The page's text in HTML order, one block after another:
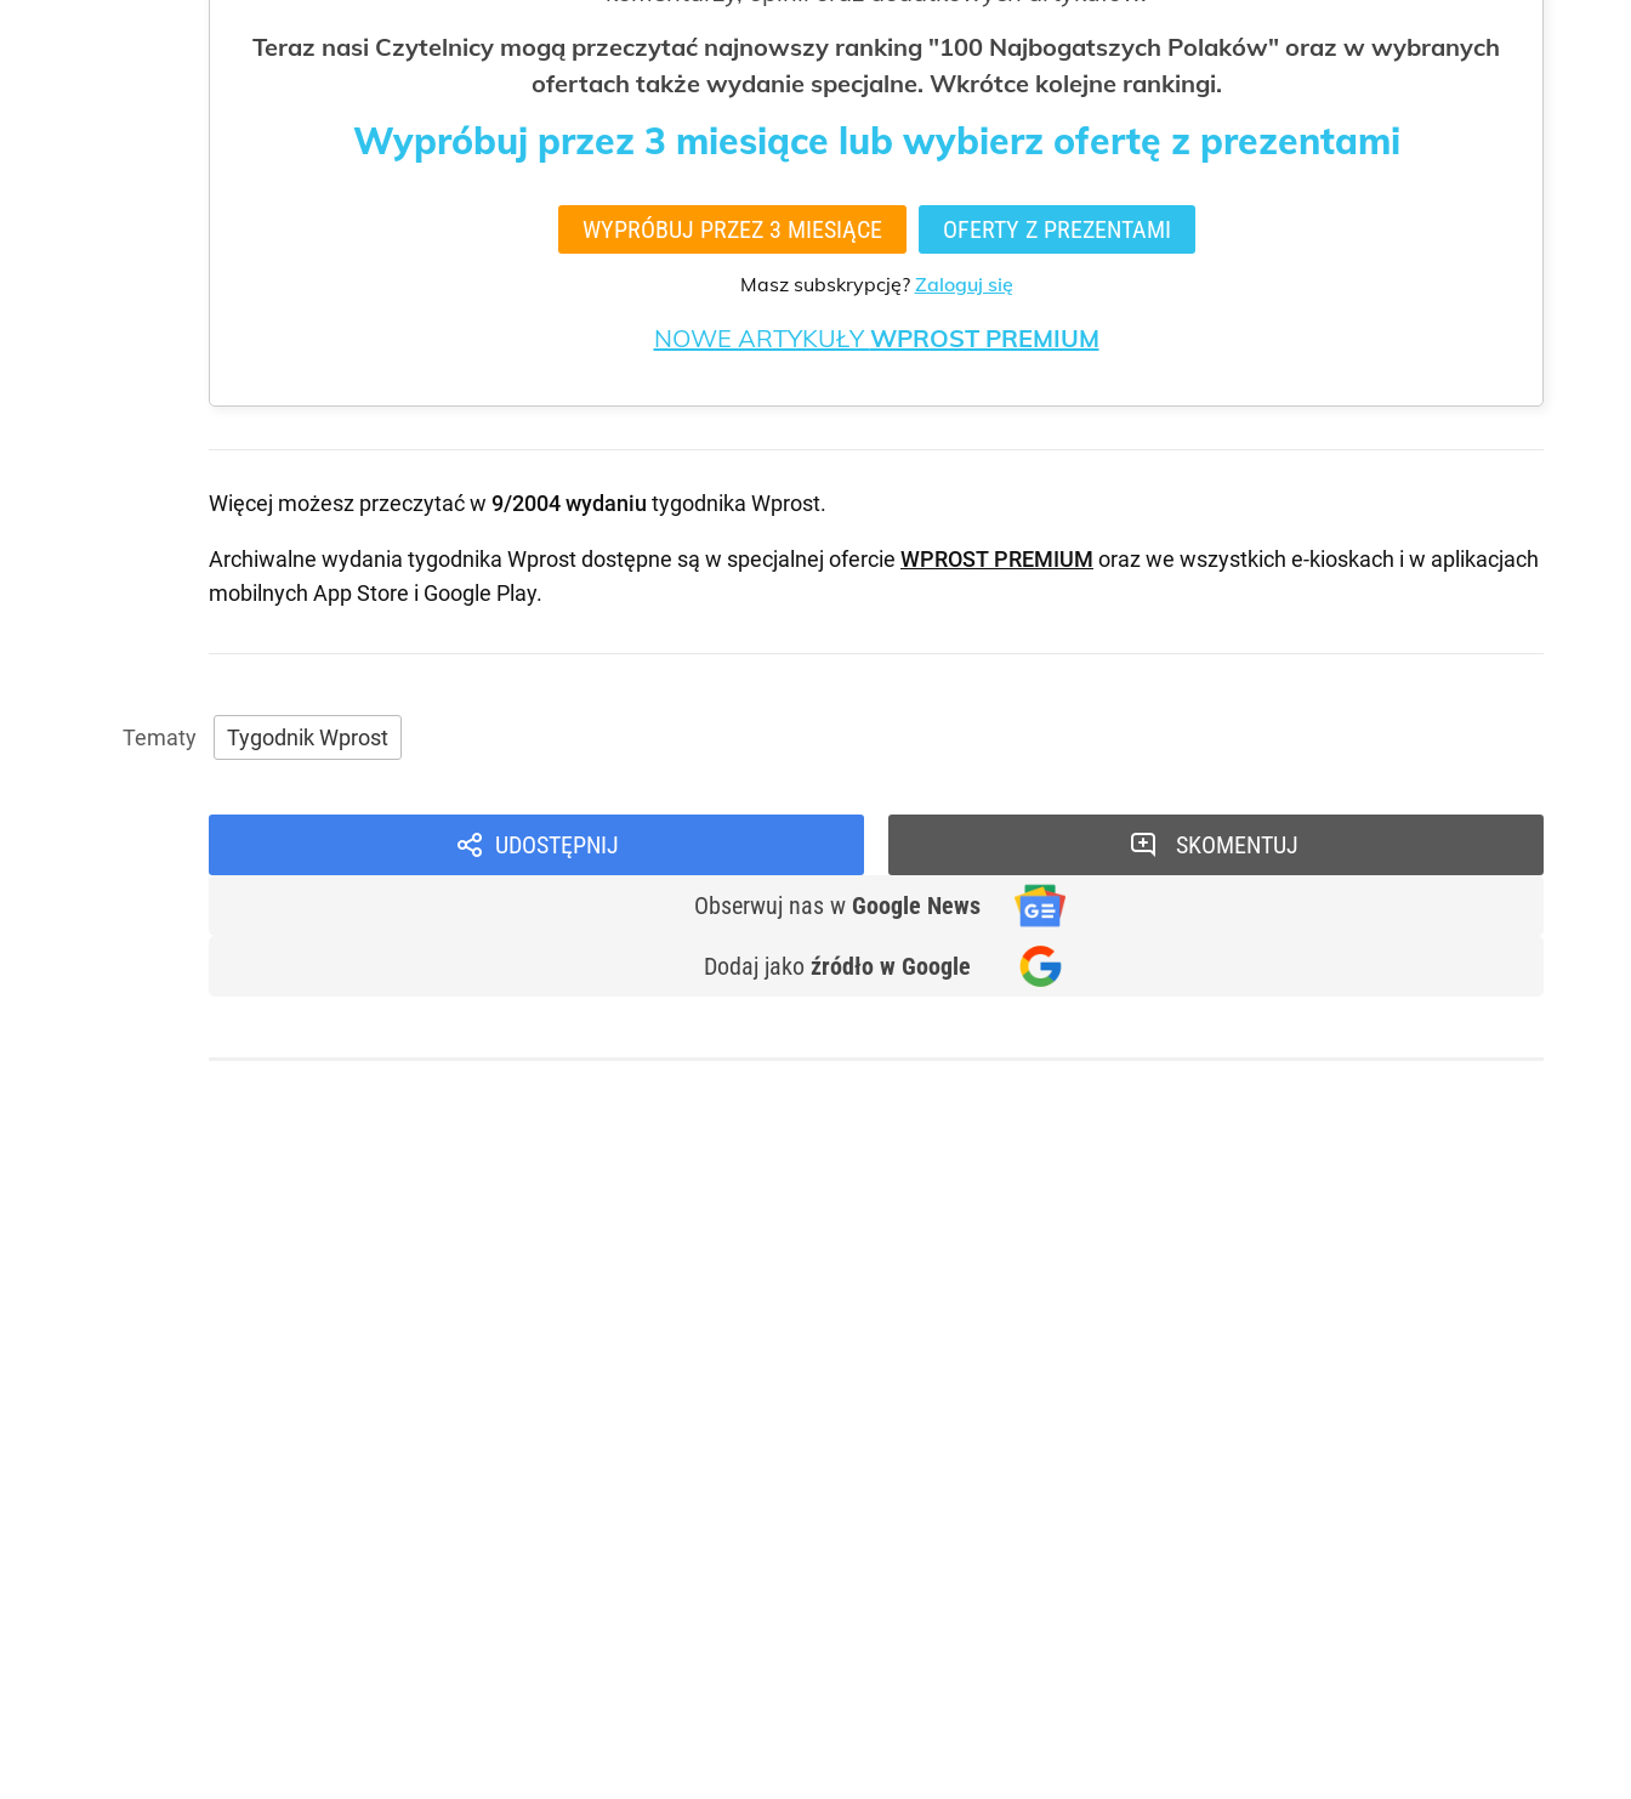
Teraz nasi Czytelnicy mogą przeczytać najnowszy ranking "100 Najbogatszych Polaków" oraz w wybranych
ofertach także wydanie specjalne. Wkrótce kolejne rankingi.
Wypróbuj przez 3 miesiące lub wybierz ofertę z prezentami
WYPRÓBUJ PRZEZ 3 MIESIĄCE OFERTY Z PREZENTAMI
Masz subskrypcję? Zaloguj się
NOWE ARTYKUŁYWPROST PREMIUM
Więcej możesz przeczytać w 9/2004 wydaniu tygodnika Wprost.
Archiwalne wydania tygodnika Wprost dostępne są w specjalnej ofercie WPROST PREMIUM oraz we wszystkich e-kioskach i w aplikacjach
mobilnych App Store i Google Play.
Tygodnik Wprost
UDOSTĘPNIJ
Obserwuj nas w Google News
Dodaj jako źródło w Google
SKOMENTUJ